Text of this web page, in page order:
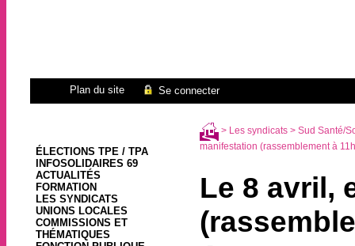
Plan du site Se connecter
ÉLECTIONS TPE / TPA
INFOSOLIDAIRES 69
ACTUALITÉS
FORMATION
LES SYNDICATS
UNIONS LOCALES
COMMISSIONS ET
THÉMATIQUES
> Les syndicats> Sud Santé/
manifestation (rassemblement à
Le 8 avril,